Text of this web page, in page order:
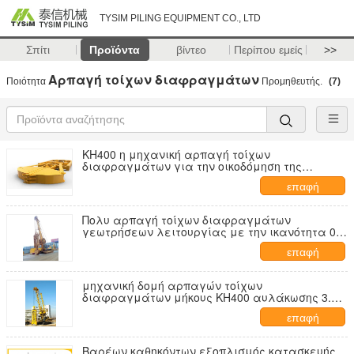
TYSIM PILING EQUIPMENT CO., LTD
Σπίτι Προϊόντα βίντεο Περίπου εμείς >>
Ποιότητα Αρπαγή τοίχων διαφραγμάτων Προμηθευτής. (7)
KH400 η μηχανική αρπαγή τοίχων
διαφραγμάτων για την οικοδόμηση της
οικοδόμησης ιδρύματος συνεργάστηκε με
επαφή
Πολυ αρπαγή τοίχων διαφραγμάτων
γεωτρήσεων λειτουργίας με την ικανότητα 0.8
επαφή
μηχανική δομή αρπαγών τοίχων
διαφραγμάτων μήκους KH400 αυλάκωσης 3.5m
του υπογείου και του βαθιού ιδρύματος
επαφή
Βαρέων καθηκόντων εξοπλισμός κατασκευής